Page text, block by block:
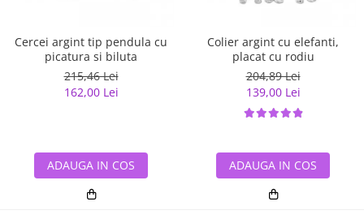
Cercei argint tip pendula cu
picatura si biluta
215,46 Lei
162,00 Lei
ADAUGA IN COS
Colier argint cu elefanti,
placat cu rodiu
204,89 Lei
139,00 Lei
ADAUGA IN COS